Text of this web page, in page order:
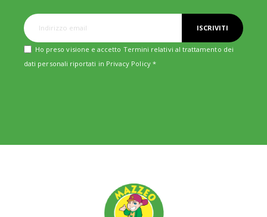
ISCRIVITI
Ho preso visione e accetto Termini relativi al trattamento dei
dati personali riportati in Privacy Policy*